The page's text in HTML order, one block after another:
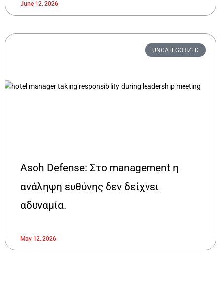
June 12, 2026
UNCATEGORIZED
Asoh Defense: Στο management η
ανάληψη ευθύνης δεν δείχνει
αδυναμία.
May 12, 2026